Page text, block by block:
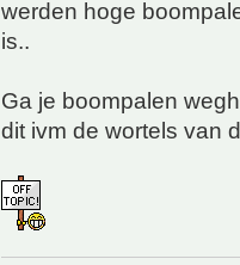
werden hoge
is..
Ga je boompalen
dit ivm de wortels van